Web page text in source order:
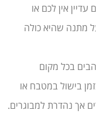
אין לכם או
מתנה שהיא כולה
בכל מקום
בישול במטבח או
אך נהדרת למבוגרים.